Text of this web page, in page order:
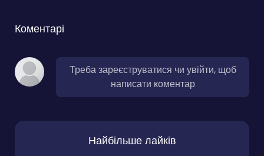
Коментарі
Треба зареєструватися чи увійти, щоб
написати коментар
Найбільше лайків